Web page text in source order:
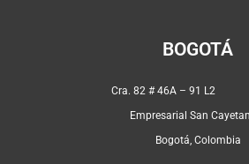
e
o
o
k
t
g
r
a
p
p
BOGOTÁ
Cra. 82 # 46A – 91
Empresarial San
Bogotá, Colombia